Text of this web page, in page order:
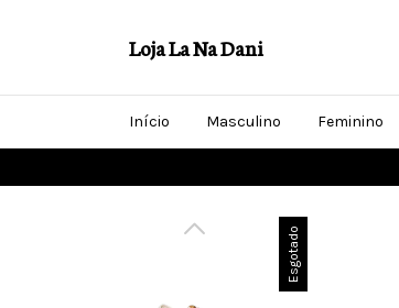
Loja La Na Dani
Início Masculino Feminino
Esgotado